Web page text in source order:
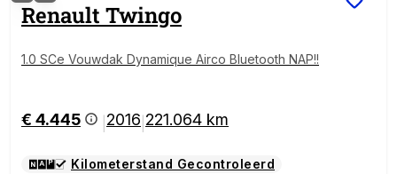
Renault Twingo
1.0 SCe Vouwdak Dynamique Airco Bluetooth NAP!!
€ 4.445 2016 221.064 km
Kilometerstand Gecontroleerd